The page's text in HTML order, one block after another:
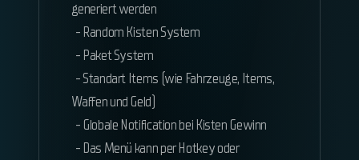
generiert werden
- Random Kisten System
- Paket System
- Standart Items (wie Fahrzeuge, Items,
Waffen und Geld)
- Globale Notification bei Kisten Gewinn
- Das Menü kann per Hotkey oder